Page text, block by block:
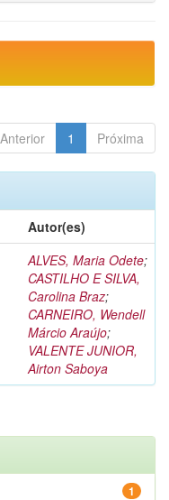
Anterior 1 Próxima
Autor(es)
ALVES, Maria Odete;
CASTILHO E SILVA,
Carolina Braz;
CARNEIRO, Wendell
Márcio Araújo;
VALENTE JUNIOR,
Airton Saboya
1